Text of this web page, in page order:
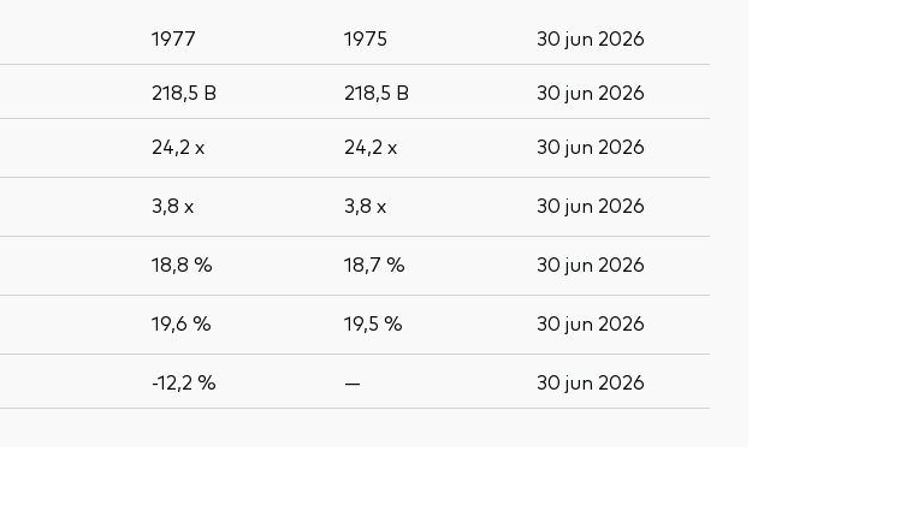
1977 1975 30 jun 2026
218,5 B 218,5 B 30 jun 2026
24,2 x 24,2 x 30 jun 2026
3,8 x 3,8 x 30 jun 2026
18,8 % 18,7 % 30 jun 2026
19,6 % 19,5 % 30 jun 2026
-12,2 % — 30 jun 2026